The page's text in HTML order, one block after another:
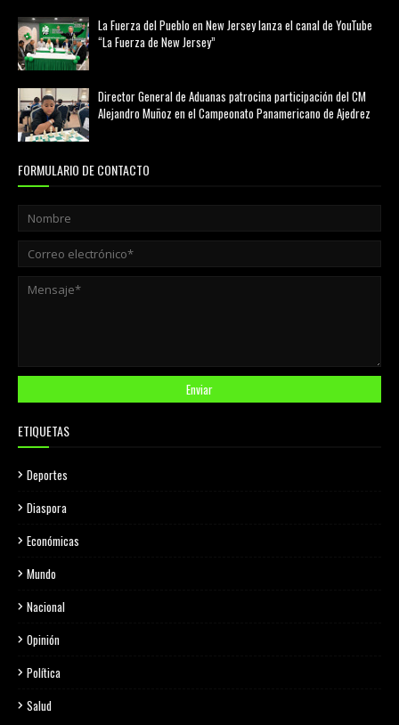
La Fuerza del Pueblo en New Jersey lanza el canal de YouTube
“La Fuerza de New Jersey”
Director General de Aduanas patrocina participación del CM
Alejandro Muñoz en el Campeonato Panamericano de Ajedrez
FORMULARIO DE CONTACTO
ETIQUETAS
Deportes
Diaspora
Económicas
Mundo
Nacional
Opinión
Política
Salud